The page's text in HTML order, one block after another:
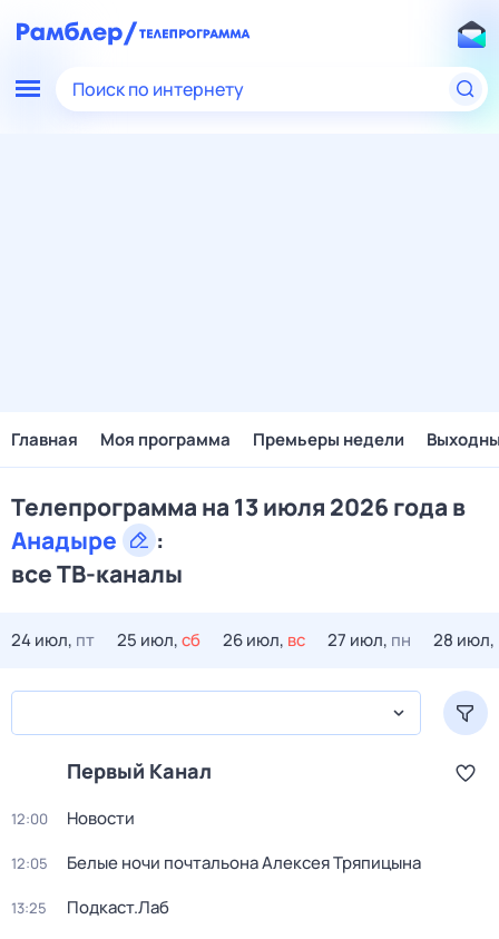
Поиск по интернету
Главная Моя программа Премьеры недели
Телепрограмма на 13 июля 2026 года в
Анадыре
:
все ТВ-каналы
24 июл, пт 25 июл,сб 26 июл, вс 27 июл, пн 28 июл,
Первый Канал
12:00 Новости
12:05 Белые ночи почтальона Алексея Тряпицына
13:25 Подкаст.Лаб